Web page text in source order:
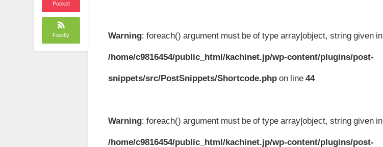
Pocket
Feedly Warning: foreach() argument must be of type array|object, string given in
/home/c9816454/public_html/kachinet.jp/wp-content/plugins/post-
snippets/src/PostSnippets/Shortcode.php on line44
Warning: foreach() argument must be of type array|object, string given in
/home/c9816454/public_html/kachinet.jp/wp-content/plugins/post-